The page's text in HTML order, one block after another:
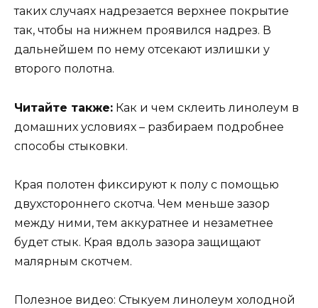
таких случаях надрезается верхнее покрытие
так, чтобы на нижнем проявился надрез. В
дальнейшем по нему отсекают излишки у
второго полотна.
Читайте также: Как и чем склеить линолеум в
домашних условиях – разбираем подробнее
способы стыковки.
Края полотен фиксируют к полу с помощью
двухстороннего скотча. Чем меньше зазор
между ними, тем аккуратнее и незаметнее
будет стык. Края вдоль зазора защищают
малярным скотчем.
Полезное видео: Стыкуем линолеум холодной